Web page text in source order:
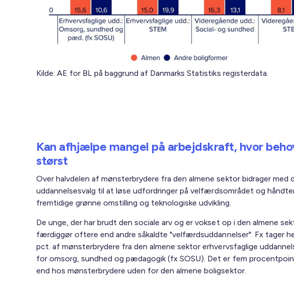
Kilde: AE for BL på baggrund af Danmarks Statistiks registerdata.
Kan afhjælpe mangel på arbejdskraft, hvor
størst
Over halvdelen af mønsterbrydere fra den almene sektor bidrager med
uddannelsesvalg til at løse udfordringer på velfærdsområdet og
fremtidige grønne omstilling og teknologiske udvikling.
De unge, der har brudt den sociale arv og er vokset op i den almene
færdiggør oftere end andre såkaldte "velfærdsuddannelser". Fx tager
pct. af mønsterbrydere fra den almene sektor erhvervsfaglige
for omsorg, sundhed og pædagogik (fx SOSU). Det er fem
end hos mønsterbrydere uden for den almene boligsektor.